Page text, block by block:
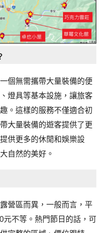
個無需攜帶大量裝備的便
燈具等基本設施，讓旅客
。這樣的服務不僅適合初
大量裝備的遊客提供了更
供更多的休閒和娛樂設
自然的美好。
營區而異，一般而言，平
元不等。熱門節日的話，可